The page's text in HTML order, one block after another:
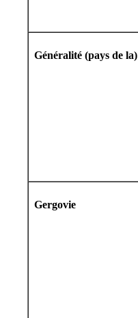
Généralité (pays de la)
Gergovie